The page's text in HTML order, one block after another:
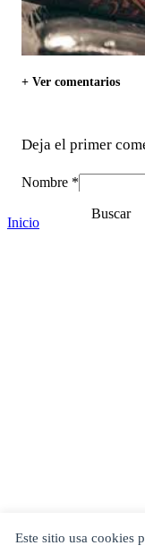
Este sitio usa cookies
+ Ver comentarios
Deja el primer
Nombre *
Comentario *
Inicio
Buscar